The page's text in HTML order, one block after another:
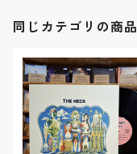
同じカテゴリの商品